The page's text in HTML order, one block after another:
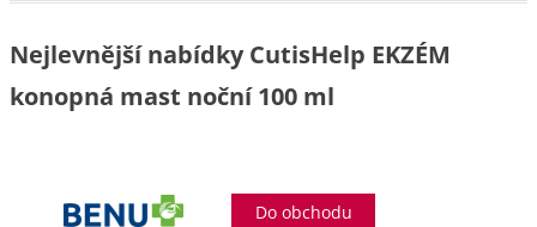
Nejlevnější nabídky CutisHelp EKZÉM
konopná mast noční 100 ml
Do obchodu